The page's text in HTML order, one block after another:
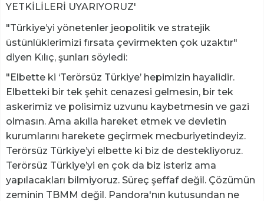
YETKİLİLERİ UYARIYORUZ'
"Türkiye’yi yönetenler jeopolitik ve stratejik
üstünlüklerimizi fırsata çevirmekten çok uzaktır"
diyen Kılıç, şunları söyledi:
"Elbette ki ‘Terörsüz Türkiye’ hepimizin hayalidir.
Elbetteki bir tek şehit cenazesi gelmesin, bir tek
askerimiz ve polisimiz uzvunu kaybetmesin ve gazi
olmasın. Ama akılla hareket etmek ve devletin
kurumlarını harekete geçirmek mecburiyetindeyiz.
Terörsüz Türkiye’yi elbette ki biz de destekliyoruz.
Terörsüz Türkiye’yi en çok da biz isteriz ama
yapılacakları bilmiyoruz. Süreç şeffaf değil. Çözümün
zeminin TBMM değil. Pandora'nın kutusundan ne